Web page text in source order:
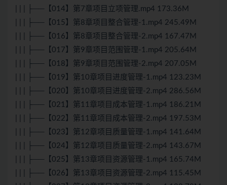
| | | ├──【014】第7章项目立项管理.mp4 173.36M
| | | ├──【015】第8章项目整合管理-1.mp4 245.49M
| | | ├──【016】第8章项目整合管理-2.mp4 167.47M
| | | ├──【017】第9章项目范围管理-1.mp4 205.64M
| | | ├──【018】第9章项目范围管理-2.mp4 207.05M
| | | ├──【019】第10章项目进度管理-1.mp4 123.23M
| | | ├──【020】第10章项目进度管理-2.mp4 286.56M
| | | ├──【021】第11章项目成本管理-1.mp4 186.21M
| | | ├──【022】第11章项目成本管理-2.mp4 197.53M
| | | ├──【023】第12章项目质量管理-1.mp4 141.64M
| | | ├──【024】第12章项目质量管理-2.mp4 143.67M
| | | ├──【025】第13章项目资源管理-1.mp4 165.74M
| | | ├──【026】第13章项目资源管理-2.mp4 115.45M